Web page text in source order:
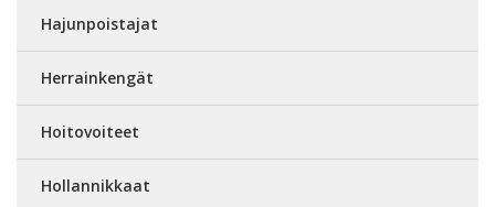
Hajunpoistajat
Herrainkengät
Hoitovoiteet
Hollannikkaat